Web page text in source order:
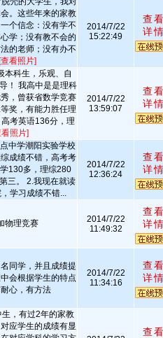
。这些年来的家教
个信念：没有学不
学；没有教不会的
的老师；没有办不
[查看照片]
2014/7/22
15:22:49
查看
详情
本科生，乐观、自
！ 我高中是是理科
，曾获省数学竞赛
奖，有能力胜任理
考英语136分，理
看照片]
2014/7/22
13:59:07
查看
详情
中学潮阳实验学校
成绩不错，高考考
130多，理综280
三。 2.我现在就读
学习成绩不错...
2014/7/22
12:36:24
查看
详情
物理竞赛
2014/7/22
11:49:32
查看
详情
同学，并且成绩提
会根据学生的特点
心，有方法
2014/7/22
11:34:16
查看
详情
，有过2年的家教
应学生的成绩有显
查看